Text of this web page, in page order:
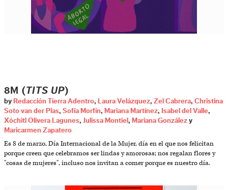
8M (TITS UP)
by Redacción Tierra Adentro, Laura Velázquez, Zel Cabrera, Christina
Soto van der Plas, Sofía Morfín, Mariana Martínez, Isabel del Valle,
Xóchitl Olivera Lagunes, Julissa Montiel , Mariana González y
Maricarmen Zapatero
Es 8 de marzo, Día Internacional de la Mujer, día en el que nos felicitan
porque creen que celebramos ser lindas y amorosas; nos regalan flores y
"cosas de mujeres", incluso nos invitan a comer porque es nuestro día.